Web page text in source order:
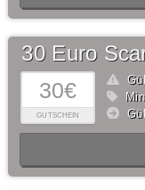
30€
GUTSCHEIN
30 Euro